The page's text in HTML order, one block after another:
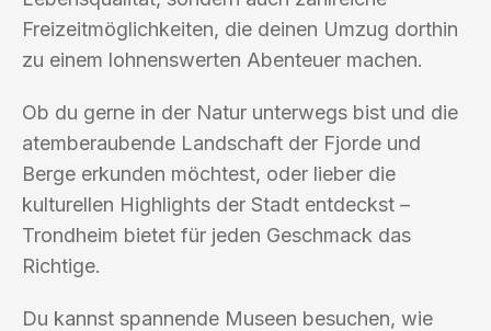
Freizeitmöglichkeiten, die deinen Umzug dorthin
zu einem lohnenswerten Abenteuer machen.
Ob du gerne in der Natur unterwegs bist und die
atemberaubende Landschaft der Fjorde und
Berge erkunden möchtest, oder lieber die
kulturellen Highlights der Stadt entdeckst –
Trondheim bietet für jeden Geschmack das
Richtige.
Du kannst spannende Museen besuchen, wie